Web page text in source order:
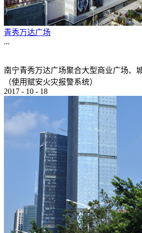
青秀万达广场
...
南宁青秀万达广场聚合大型商业广场、
（使用赋安火灾报警系统）
2017 - 10 - 18